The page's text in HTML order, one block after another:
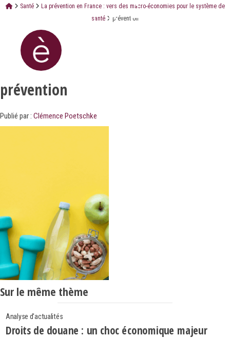
Santé
La prévention en France : vers des macro-économies pour le système de
santé
prévention
prévention
Publié par : Clémence Poetschke
Sur le même thème
Analyse d'actualités
Droits de douane : un choc économique majeur